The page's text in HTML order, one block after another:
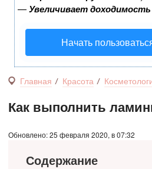
—Увеличивает
Начать
Главная Красота
Как выполнить
Обновлено: 25 февраля 2020, в 07:32
Содержание